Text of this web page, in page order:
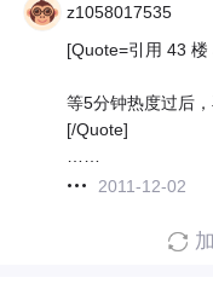
z1058017535
[Quote=引用 43
等5分钟热度过后，
[/Quote]
2011-12-02